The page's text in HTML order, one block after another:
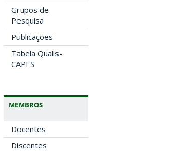
Grupos de
Pesquisa
Publicações
Tabela Qualis-
CAPES
MEMBROS
Docentes
Discentes